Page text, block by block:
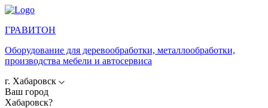
ГРАВИТОН
Оборудование для деревообработки, металлообработки,
производства мебели и автосервиса
г. Хабаровск
Ваш город
Хабаровск?